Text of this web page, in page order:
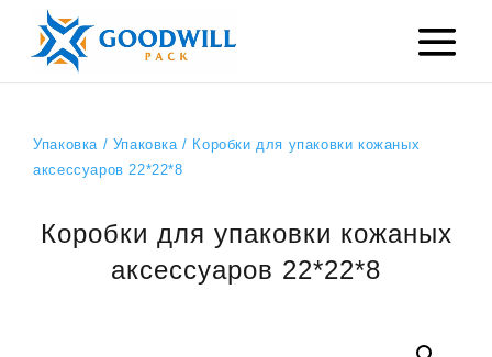
Упаковка/ Упаковка/ Коробки для упаковки кожаных
аксессуаров 22*22*8
Коробки для упаковки кожаных
аксессуаров 22*22*8